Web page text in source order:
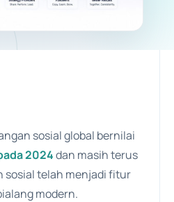
sosial global bernilai
2024dan masih terus
sosial telah menjadi fitur
modern.